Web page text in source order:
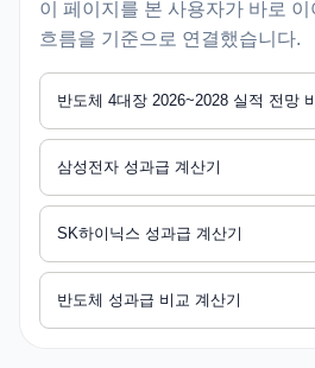
이 페이지를 본 사용자가 바로
흐름을 기준으로 연결했습니다.
반도체 4대장 2026~2028 실적 전망
삼성전자 성과급 계산기
SK하이닉스 성과급 계산기
반도체 성과급 비교 계산기